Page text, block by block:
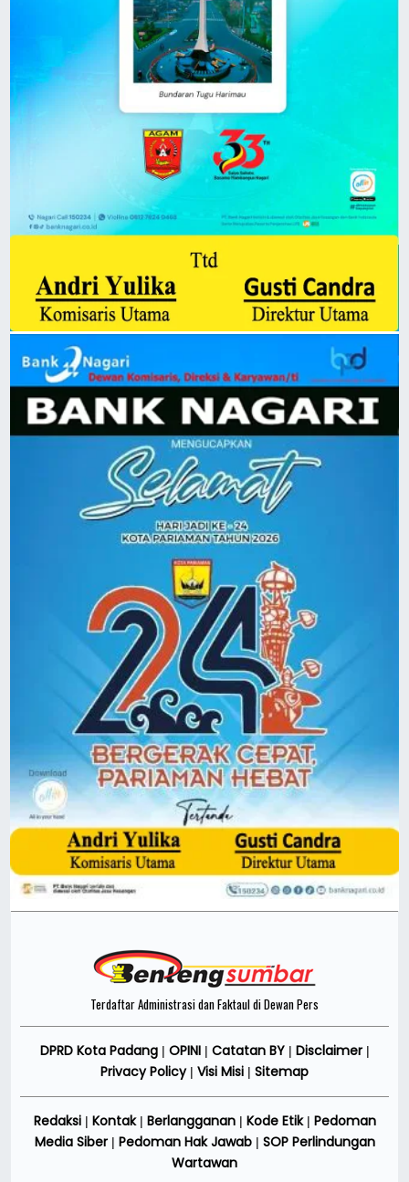
Terdaftar Administrasi dan Faktaul di Dewan Pers
DPRD Kota Padang| OPINI Catatan BY| Disclaimer|
Privacy Policy| Visi Misi Sitemap
Redaksi| Kontak| Berlangganan| Kode Etik| Pedoman
Media Siber| Pedoman Hak Jawab| SOP Perlindungan
Wartawan